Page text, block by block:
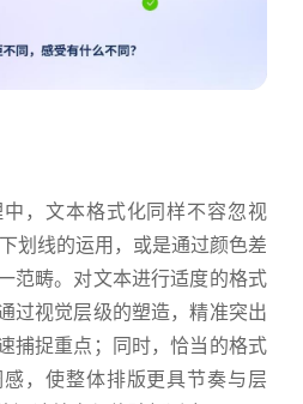
，文本格式化同样不容忽视
划线的运用，或是通过颜色差
范畴。对文本进行适度的格式
过视觉层级的塑造，精准突出
捕捉重点；同时，恰当的格式
，使整体排版更具节奏与层